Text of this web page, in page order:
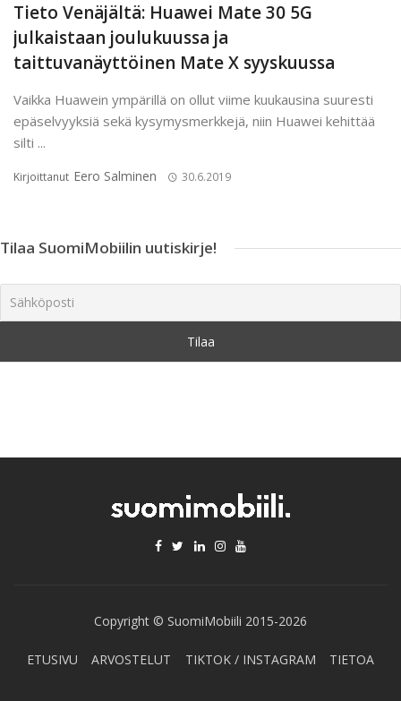
Tieto Venäjältä: Huawei Mate 30 5G
julkaistaan joulukuussa ja
taittuvanäyttöinen Mate X syyskuussa
Vaikka Huawein ympärillä on ollut viime kuukausina suuresti
epäselvyyksiä sekä kysymysmerkkejä, niin Huawei kehittää
silti ...
Kirjoittanut Eero Salminen 30.6.2019
Tilaa SuomiMobiilin uutiskirje!
Copyright © SuomiMobiili 2015-2026
ETUSIVU ARVOSTELUT TIKTOK / INSTAGRAM TIETOA